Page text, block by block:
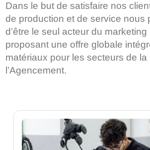
Dans le but de satisfaire nos
de production et de service nous
d’être le seul acteur du
proposant une offre globale
matériaux pour les secteurs de la
l’Agencement.